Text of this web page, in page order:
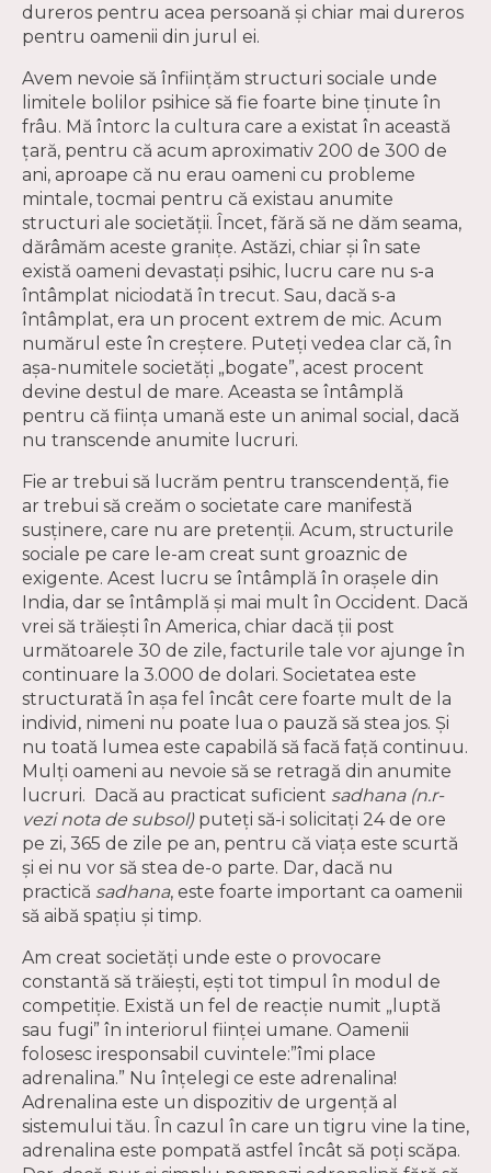
dureros pentru acea persoană și chiar mai dureros
pentru oamenii din jurul ei.
Avem nevoie să înființăm structuri sociale unde
limitele bolilor psihice să fie foarte bine ținute în
frâu. Mă întorc la cultura care a existat în această
țară, pentru că acum aproximativ 200 de 300 de
ani, aproape că nu erau oameni cu probleme
mintale, tocmai pentru că existau anumite
structuri ale societății. Încet, fără să ne dăm seama,
dărâmăm aceste granițe. Astăzi, chiar și în sate
există oameni devastați psihic, lucru care nu s-a
întâmplat niciodată în trecut. Sau, dacă s-a
întâmplat, era un procent extrem de mic. Acum
numărul este în creștere. Puteți vedea clar că, în
așa-numitele societăți „bogate”, acest procent
devine destul de mare. Aceasta se întâmplă
pentru că fiinţa umană este un animal social, dacă
nu transcende anumite lucruri.
Fie ar trebui să lucrăm pentru transcendență, fie
ar trebui să creăm o societate care manifestă
susținere, care nu are pretenţii. Acum, structurile
sociale pe care le-am creat sunt groaznic de
exigente. Acest lucru se întâmplă în orașele din
India, dar se întâmplă și mai mult în Occident. Dacă
vrei să trăiești în America, chiar dacă ții post
următoarele 30 de zile, facturile tale vor ajunge în
continuare la 3.000 de dolari. Societatea este
structurată în așa fel încât cere foarte mult de la
individ, nimeni nu poate lua o pauză să stea jos. Și
nu toată lumea este capabilă să facă față continuu.
Mulţi oameni au nevoie să se retragă din anumite
lucruri. Dacă au practicat suficient sadhana(n.r-
vezi nota de subsol)puteţi să-i solicitaţi 24 de ore
pe zi, 365 de zile pe an, pentru că viața este scurtă
și ei nu vor să stea de-o parte. Dar, dacă nu
practică sadhana, este foarte important ca oamenii
să aibă spațiu și timp.
Am creat societăți unde este o provocare
constantă să trăiești, ești tot timpul în modul de
competiție. Există un fel de reacție numit „luptă
sau fugi” în interiorul ființei umane. Oamenii
folosesc iresponsabil cuvintele:”îmi place
adrenalina.” Nu înțelegi ce este adrenalina!
Adrenalina este un dispozitiv de urgență al
sistemului tău. În cazul în care un tigru vine la tine,
adrenalina este pompată astfel încât să poți scăpa.